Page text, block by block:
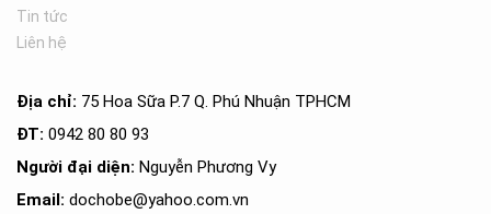
Tin tức
Liên hệ
Địa chỉ: 75 Hoa Sữa P.7 Q. Phú Nhuận TPHCM
ĐT: 0942 80 80 93
Người đại diện: Nguyễn Phương Vy
Email: dochobe@yahoo.com.vn